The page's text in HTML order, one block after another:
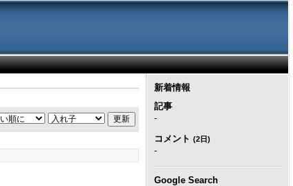
新着情報
記事
-
コメント (2日)
-
Google Search